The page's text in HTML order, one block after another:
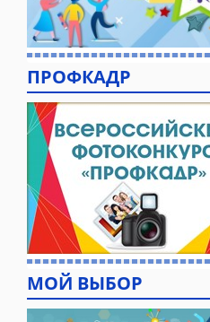
ПРОФКАДР
МОЙ ВЫБОР